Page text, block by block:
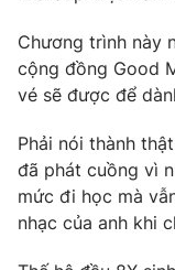
Hậu trường
Nhân vật
Khán giả
Giải sao mai
Giải trí
Điện ảnh
Sao
Đời sống
Du lịch
Làm đẹp
Chất lượng cuộc
Giáo dục
Tuyển sinh
Công nghệ
Chương trình này
cộng đồng Good
vé sẽ được để
Phải nói thành
đã phát cuồng vì
mức đi học mà
nhạc của anh khi